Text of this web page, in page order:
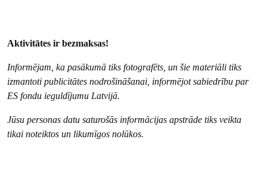
Aktivitātes ir bezmaksas!
Informējam, ka pasākumā tiks fotografēts, un šie materiāli tiks
izmantoti publicitātes nodrošināšanai, informējot sabiedrību par
ES fondu ieguldījumu Latvijā.
Jūsu personas datu saturošās informācijas apstrāde tiks veikta
tikai noteiktos un likumīgos nolūkos.